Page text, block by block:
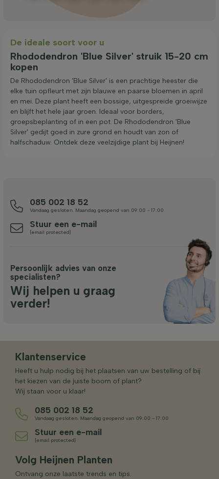
De ideale soort voor u
Rhododendron 'Blue Silver' struik 15-20 cm
kopen
De Rhododendron 'Blue Silver' is een prachtige heester die
elke tuin opfleurt met zijn blauwe en paarse bloemen in april
en mei. Deze plant heeft een bossige, uitgespreide groeiwijze
en blijft het hele jaar groen. Ideaal voor borders,
groepsbeplanting of in een pot. De Rhododendron 'Blue
Silver' gedijt goed in zure grond en houdt van zon of
halfschaduw. Ontdek deze veelzijdige plant bij Heijnen!
085 002 18 52
Vandaag gesloten. Maandag geopend van 09:00 - 17:00
Stuur een e-mail
[email protected]
Persoonlijk advies van onze
specialisten?
Wij helpen u graag
verder!
Klantenservice
Heeft u hulp nodig bij het plaatsen van uw bestelling of bij
het kiezen van de juiste boom of plant?
Wij staan voor u klaar!
085 002 18 52
Vandaag gesloten. Maandag geopend van 09:00 - 17:00
Stuur een e-mail
[email protected]
Volg Heijnen Planten
Ontvang onze laatste trends en tips.